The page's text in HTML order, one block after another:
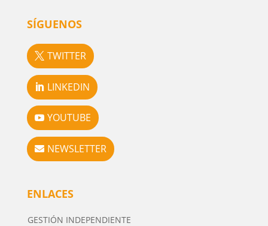
SÍGUENOS
TWITTER
LINKEDIN
YOUTUBE
NEWSLETTER
ENLACES
GESTIÓN INDEPENDIENTE